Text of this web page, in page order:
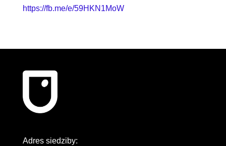
https://fb.me/e/59HKN1MoW
Adres siedziby: